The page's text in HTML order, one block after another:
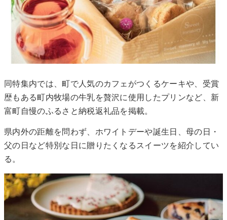
同特集内では、町で人気のカフェがつくるケーキや、受賞
歴もある町内牧場の牛乳を贅沢に使用したプリンなど、新
富町自慢のふるさと納税返礼品を掲載。
県内外の距離を問わず、ホワイトデーや誕生日、母の日・
父の日など特別な日に贈りたくなるスイーツを紹介してい
る。